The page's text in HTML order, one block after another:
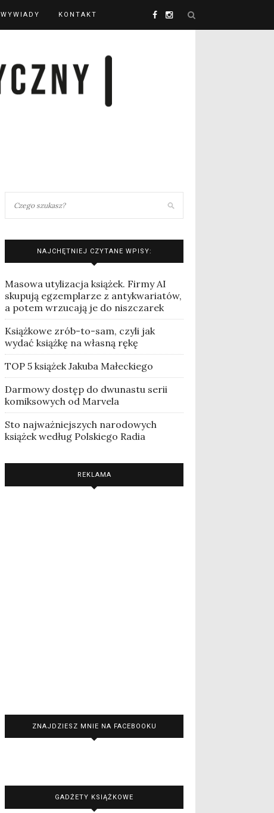
WYWIADY KONTAKT
NAJCHĘTNIEJ CZYTANE WPISY:
Masowa utylizacja książek. Firmy AI
skupują egzemplarze z antykwariatów,
a potem wrzucają je do niszczarek
Książkowe zrób-to-sam, czyli jak
wydać książkę na własną rękę
TOP 5 książek Jakuba Małeckiego
Darmowy dostęp do dwunastu serii
komiksowych od Marvela
Sto najważniejszych narodowych
książek według Polskiego Radia
REKLAMA
ZNAJDZIESZ MNIE NA FACEBOOKU
GADŻETY KSIĄŻKOWE